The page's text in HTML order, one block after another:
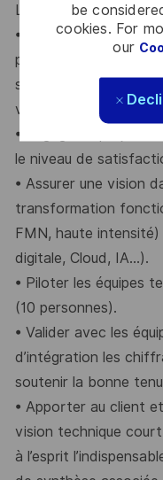
be
cookies. For
our
Le rôle de
•
Assurer le rôle de
personne les
stratégiques du
validations
•
le niveau de
• Assurer une vision
transformation
FMN, haute
digitale, Cloud, IA...).
• Piloter les équipes
(10 personnes).
• Valider avec les
d’intégration les
soutenir la bonne
• Apporter au client
vision technique
à l’esprit